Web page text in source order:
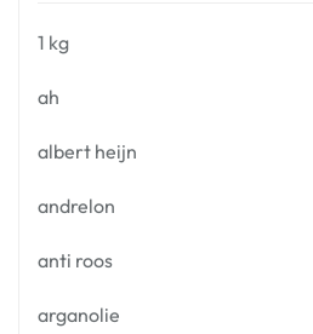
1 kg
ah
albert heijn
andrelon
anti roos
arganolie